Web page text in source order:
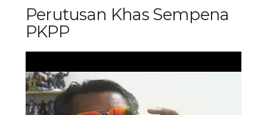
Perutusan Khas Sempena
PKPP